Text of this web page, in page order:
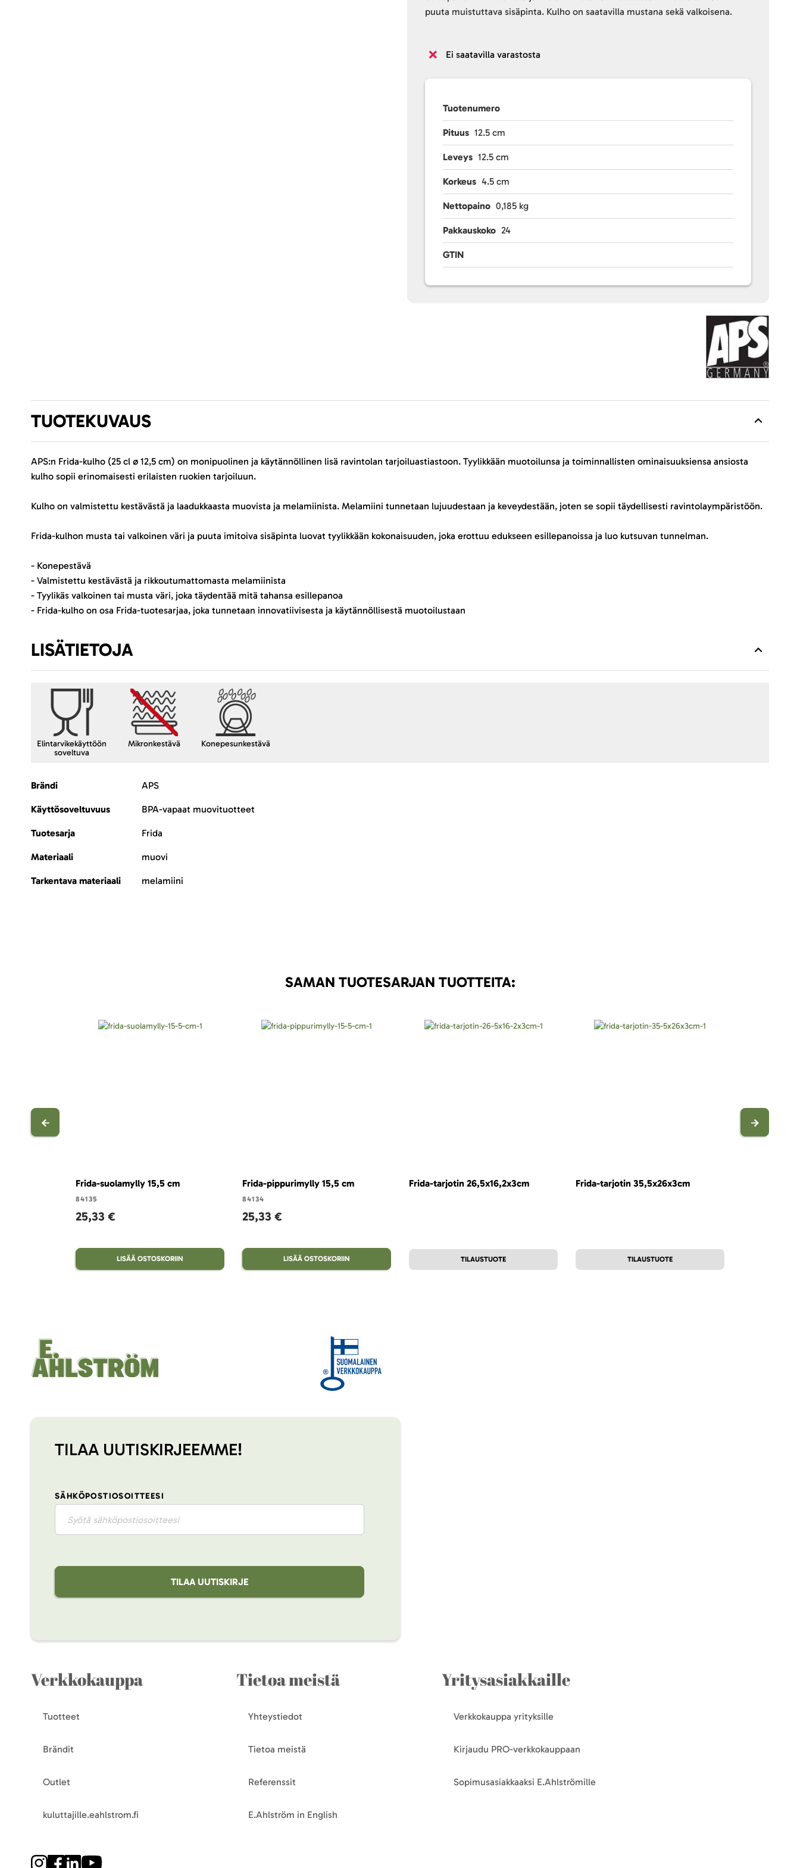
puuta muistuttava sisäpinta. Kulho on saatavilla mustana sekä valkoisena.
Ei saatavilla varastosta
Tuotenumero
Pituus 12.5 cm
Leveys 12.5 cm
Korkeus 4.5 cm
Nettopaino 0,185 kg
Pakkauskoko 24
GTIN
TUOTEKUVAUS
APS:n Frida-kulho (25 cl ø 12,5 cm) on monipuolinen ja käytännöllinen lisä ravintolan tarjoiluastiastoon. Tyylikkään muotoilunsa ja toiminnallisten ominaisuuksiensa ansiosta
kulho sopii erinomaisesti erilaisten ruokien tarjoiluun.
Kulho on valmistettu kestävästä ja laadukkaasta muovista ja melamiinista. Melamiini tunnetaan lujuudestaan ja keveydestään, joten se sopii täydellisesti ravintolaympäristöön.
Frida-kulhon musta tai valkoinen väri ja puuta imitoiva sisäpinta luovat tyylikkään kokonaisuuden, joka erottuu edukseen esillepanoissa ja luo kutsuvan tunnelman.
- Konepestävä
- Valmistettu kestävästä ja rikkoutumattomasta melamiinista
- Tyylikäs valkoinen tai musta väri, joka täydentää mitä tahansa esillepanoa
- Frida-kulho on osa Frida-tuotesarjaa, joka tunnetaan innovatiivisesta ja käytännöllisestä muotoilustaan
LISÄTIETOJA
Elintarvikekäyttöön
soveltuva
Mikronkestävä Konepesunkestävä
Lisätietoja
Brändi APS
Käyttösoveltuvuus BPA-vapaat muovituotteet
Tuotesarja Frida
Materiaali muovi
Tarkentava materiaali melamiini
SAMAN TUOTESARJAN TUOTTEITA:
Frida-suolamylly 15,5 cm
84135
25,33 €
LISÄÄ OSTOSKORIIN
Frida-pippurimylly 15,5 cm
84134
25,33 €
LISÄÄ OSTOSKORIIN
Frida-tarjotin 26,5x16,2x3cm
TILAUSTUOTE
Frida-tarjotin 35,5x26x3cm
TILAUSTUOTE
TILAA UUTISKIRJEEMME!
SÄHKÖPOSTIOSOITTEESI
TILAA UUTISKIRJE
Verkkokauppa
Tuotteet
Brändit
Outlet
kuluttajille.eahlstrom.fi
Tietoa meistä
Yhteystiedot
Tietoa meistä
Referenssit
E.Ahlström in English
Yritysasiakkaille
Verkkokauppa yrityksille
Kirjaudu PRO-verkkokauppaan
Sopimusasiakkaaksi E.Ahlströmille